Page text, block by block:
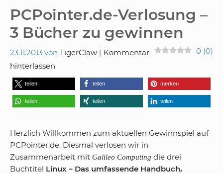
PCPointer.de-Verlosung –
3 Bücher zu gewinnen
23.11.2013 von TigerClaw 0 (0)
Kommentar
hinterlassen
teilen teilen merken
teilen teilen teilen
Herzlich Willkommen zum aktuellen Gewinnspiel auf
PCPointer.de. Diesmal verlosen wir in
Zusammenarbeit mit Galileo Computing die drei
Buchtitel Linux – Das umfassende Handbuch,